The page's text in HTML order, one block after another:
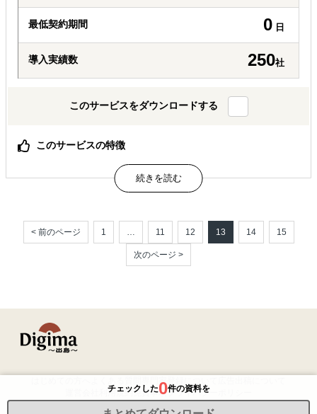
最低契約期間 0 日
導入実績数 250社
このサービスをダウンロードする
このサービスの特徴
4,000社の相談データを徹底分析！『海外進出白書』セミ
ナー
海外向けEC決済 海外ECモール出品代行
オンラインで販路開拓したい
< 前のページ 1 … 11 12 13 14 15
次のページ >
チェックした0件の資料を
専門家登録について
利用規約 免責事項プライバシーポリシー